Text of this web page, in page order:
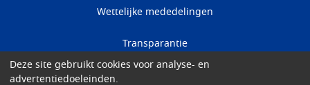
Wettelijke mededelingen
Transparantie
Deze site gebruikt cookies voor analyse- en
advertentiedoeleinden.